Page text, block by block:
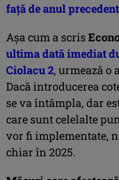
față de anul precedent
Așa cum a scris
ultima dată imediat
Ciolacu 2, urmează o
Dacă introducerea
se va întâmpla, dar
care sunt celelalte
vor fi implementate,
chiar în 2025.